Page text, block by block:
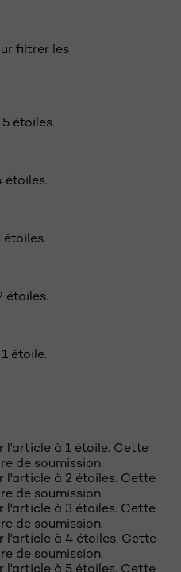
filtrer les
étoiles.
étoiles.
étoiles.
étoiles.
étoile.
l'article à 1 étoile. Cette
de soumission.
l'article à 2 étoiles. Cette
de soumission.
l'article à 3 étoiles. Cette
de soumission.
l'article à 4 étoiles. Cette
de soumission.
l'article à 5 étoiles. Cette